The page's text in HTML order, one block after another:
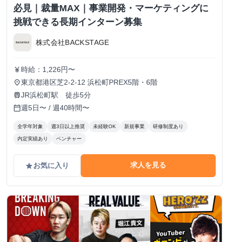
必見｜裁量MAX｜事業開発・マーケティングに
挑戦できる長期インターン募集
株式会社BACKSTAGE
currency_yen 時給：1,226円〜
place東京都港区芝2-2-12 浜松町PREX5階・6階
trainJR浜松町駅 徒歩5分
calendar_today週5日〜 / 週40時間〜
全学年対象 週3日以上推奨 未経験OK 新規事業 研修制度あり
内定実績あり ベンチャー
gradeお気に入り 求人を見る